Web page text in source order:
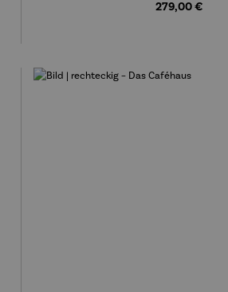
Regulärer Preis:
279,00 €